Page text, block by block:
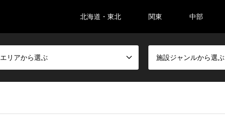
北海道・東北 関東 中部
エリアから選ぶ 施設ジャンルから選ぶ